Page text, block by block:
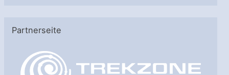
g
Partnerseite